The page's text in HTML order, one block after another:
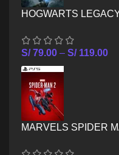
HOGWARTS
S/79.00 – S/119.00
MARVELS SPIDER